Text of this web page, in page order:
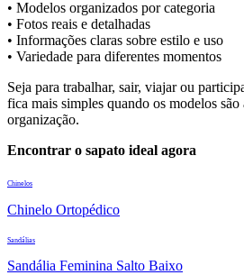
• Modelos organizados por categoria
• Fotos reais e detalhadas
• Informações claras sobre estilo e uso
• Variedade para diferentes momentos
Seja para trabalhar, sair, viajar ou
fica mais simples quando os modelos
organização.
Encontrar o sapato ideal agora
Chinelos
Chinelo Ortopédico
Sandálias
Sandália Feminina Salto Baixo